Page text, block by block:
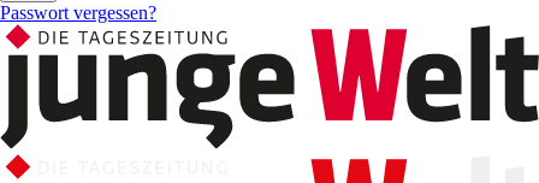
Passwort vergessen?